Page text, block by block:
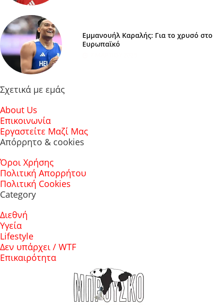
Εμμανουήλ Καραλής: Για το χρυσό στο
Ευρωπαϊκό
Σχετικά με εμάς
About Us
Επικοινωνία
Εργαστείτε Μαζί Μας
Απόρρητο & cookies
Όροι Χρήσης
Πολιτική Απορρήτου
Πολιτική Cookies
Category
Διεθνή
Υγεία
Lifestyle
Δεν υπάρχει / WTF
Επικαιρότητα